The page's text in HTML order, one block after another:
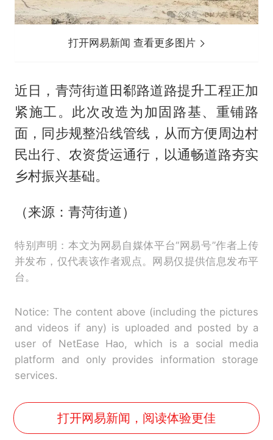
打开网易新闻 查看更多图片
近日，青菏街道田郗路道路提升工程正加
紧施工。此次改造为加固路基、重铺路
面，同步规整沿线管线，从而方便周边村
民出行、农资货运通行，以通畅道路夯实
乡村振兴基础。
（来源：青菏街道）
特别声明：本文为网易自媒体平台“网易号”作者上传
并发布，仅代表该作者观点。网易仅提供信息发布平
台。
Notice: The content above (including the pictures
and videos if any) is uploaded and posted by a
user of NetEase Hao, which is a social media
platform and only provides information storage
services.
打开网易新闻，阅读体验更佳